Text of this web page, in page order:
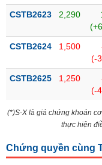
nghiệp
tức
sự
Tài
Tâm
thị
trường
CSTB2623 2,290
CSTB2624 1,500
(-
CSTB2625 1,250
(-
(*)S-X là giá chứng khoán
thực hiện
Chứng quyền cùng
NGHIỆP
DÙNG
KHÔNG